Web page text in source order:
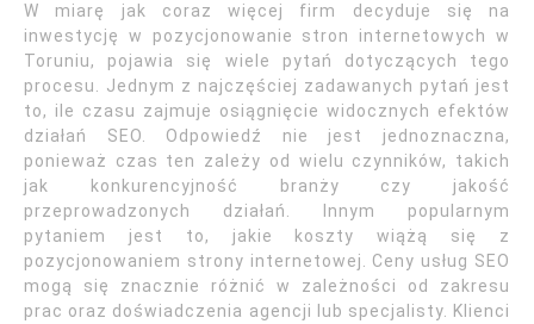
W miarę jak coraz więcej firm decyduje się na
inwestycję w pozycjonowanie stron internetowych w
Toruniu, pojawia się wiele pytań dotyczących tego
procesu. Jednym z najczęściej zadawanych pytań jest
to, ile czasu zajmuje osiągnięcie widocznych efektów
działań SEO. Odpowiedź nie jest jednoznaczna,
ponieważ czas ten zależy od wielu czynników, takich
jak konkurencyjność branży czy jakość
przeprowadzonych działań. Innym popularnym
pytaniem jest to, jakie koszty wiążą się z
pozycjonowaniem strony internetowej. Ceny usług SEO
mogą się znacznie różnić w zależności od zakresu
prac oraz doświadczenia agencji lub specjalisty. Klienci